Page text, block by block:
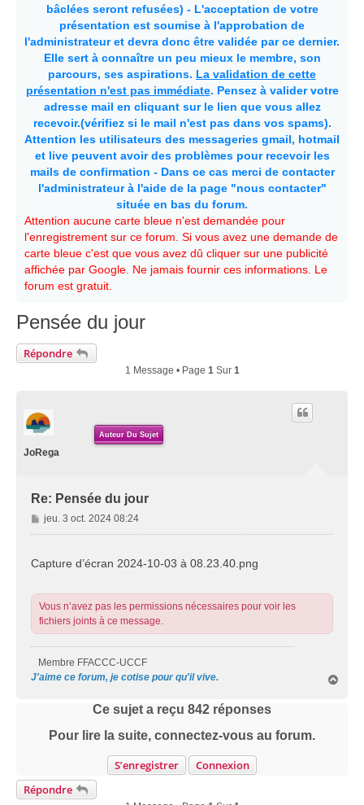
bâclées seront refusées) - L'acceptation de votre
présentation est soumise à l'approbation de
l'administrateur et devra donc être validée par ce dernier.
Elle sert à connaître un peu mieux le membre, son
parcours, ses aspirations. La validation de cette
présentation n'est pas immédiate. Pensez à valider votre
adresse mail en cliquant sur le lien que vous allez
recevoir.(vérifiez si le mail n'est pas dans vos spams).
Attention les utilisateurs des messageries gmail, hotmail
et live peuvent avoir des problèmes pour recevoir les
mails de confirmation - Dans ce cas merci de contacter
l'administrateur à l'aide de la page "nous contacter"
située en bas du forum.
Attention aucune carte bleue n'est demandée pour
l'enregistrement sur ce forum. Si vous avez une demande de
carte bleue c'est que vous avez dû cliquer sur une publicité
affichée par Google. Ne jamais fournir ces informations. Le
forum est gratuit.
Pensée du jour
Répondre
1 Message • Page 1Sur 1
Auteur Du Sujet
JoRega
Re: Pensée du jour
M
e
s
e
jeu. 3 oct. 2024 08:24
Capture d’écran 2024-10-03 à 08.23.40.png
Vous n’avez pas les permissions nécessaires pour voir les
fichiers joints à ce message.
Membre FFACCC-UCCF
J'aime ce forum, je cotise pour qu'il vive.
Ce sujet a reçu 842 réponses
Pour lire la suite, connectez-vous au forum.
S’enregistrer
Connexion
Répondre